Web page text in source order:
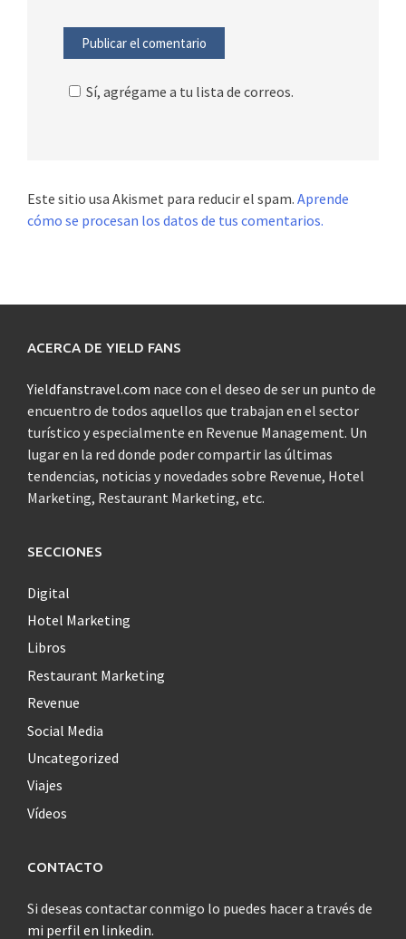
Sí, agrégame a tu lista de correos.
Este sitio usa Akismet para reducir el spam. Aprende
cómo se procesan los datos de tus comentarios.
ACERCA DE YIELD FANS
Yieldfanstravel.com nace con el deseo de ser un punto de
encuentro de todos aquellos que trabajan en el sector
turístico y especialmente en Revenue Management. Un
lugar en la red donde poder compartir las últimas
tendencias, noticias y novedades sobre Revenue, Hotel
Marketing, Restaurant Marketing, etc.
SECCIONES
Digital
Hotel Marketing
Libros
Restaurant Marketing
Revenue
Social Media
Uncategorized
Viajes
Vídeos
CONTACTO
Si deseas contactar conmigo lo puedes hacer a través de
mi perfil en linkedin.